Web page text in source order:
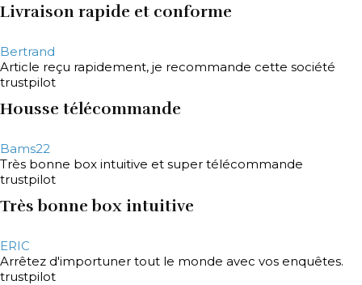
Livraison rapide et conforme
Bertrand
Article reçu rapidement, je recommande cette société
trustpilot
Housse télécommande
Bams22
Très bonne box intuitive et super télécommande
trustpilot
Très bonne box intuitive
ERIC
Arrêtez d'importuner tout le monde avec vos enquêtes.
trustpilot